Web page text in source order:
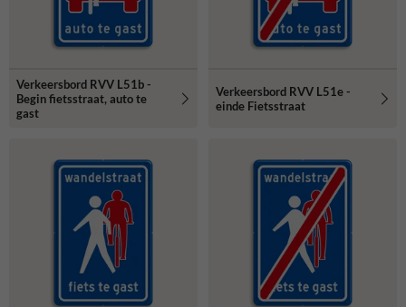
Verkeersbord RVV L51b -
Begin fietsstraat, auto te
gast
Verkeersbord RVV L51e -
einde Fietsstraat